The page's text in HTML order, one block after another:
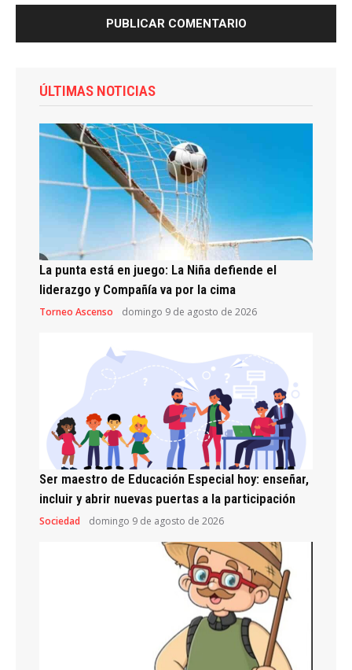
ÚLTIMAS NOTICIAS
La punta está en juego: La Niña defiende el
liderazgo y Compañía va por la cima
Torneo Ascenso domingo 9 de agosto de 2026
Ser maestro de Educación Especial hoy: enseñar,
incluir y abrir nuevas puertas a la participación
Sociedad domingo 9 de agosto de 2026